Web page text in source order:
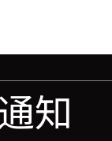
知